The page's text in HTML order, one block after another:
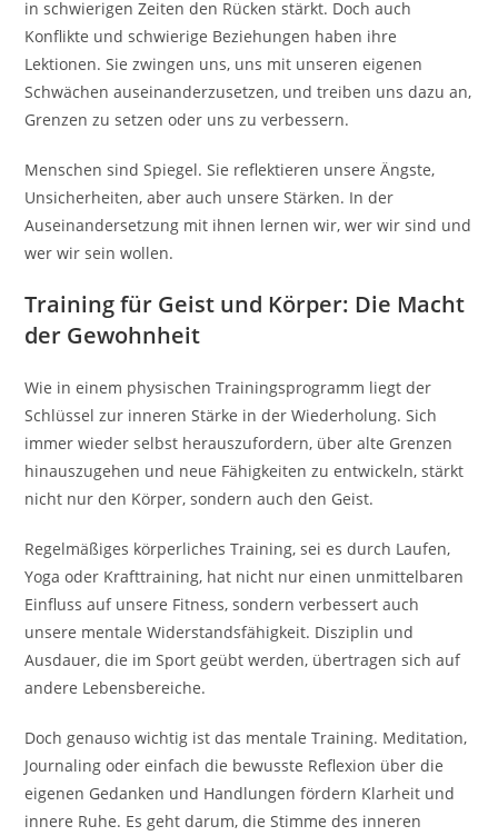
in schwierigen Zeiten den Rücken stärkt. Doch auch
Konflikte und schwierige Beziehungen haben ihre
Lektionen. Sie zwingen uns, uns mit unseren eigenen
Schwächen auseinanderzusetzen, und treiben uns dazu an,
Grenzen zu setzen oder uns zu verbessern.
Menschen sind Spiegel. Sie reflektieren unsere Ängste,
Unsicherheiten, aber auch unsere Stärken. In der
Auseinandersetzung mit ihnen lernen wir, wer wir sind und
wer wir sein wollen.
Training für Geist und Körper: Die Macht
der Gewohnheit
Wie in einem physischen Trainingsprogramm liegt der
Schlüssel zur inneren Stärke in der Wiederholung. Sich
immer wieder selbst herauszufordern, über alte Grenzen
hinauszugehen und neue Fähigkeiten zu entwickeln, stärkt
nicht nur den Körper, sondern auch den Geist.
Regelmäßiges körperliches Training, sei es durch Laufen,
Yoga oder Krafttraining, hat nicht nur einen unmittelbaren
Einfluss auf unsere Fitness, sondern verbessert auch
unsere mentale Widerstandsfähigkeit. Disziplin und
Ausdauer, die im Sport geübt werden, übertragen sich auf
andere Lebensbereiche.
Doch genauso wichtig ist das mentale Training. Meditation,
Journaling oder einfach die bewusste Reflexion über die
eigenen Gedanken und Handlungen fördern Klarheit und
innere Ruhe. Es geht darum, die Stimme des inneren